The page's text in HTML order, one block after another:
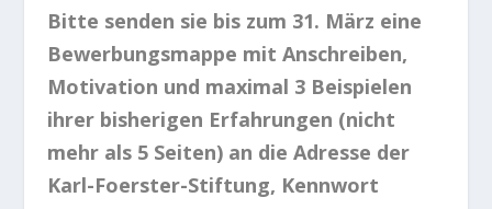
Bitte senden sie bis zum 31. März eine
Bewerbungsmappe mit Anschreiben,
Motivation und maximal 3 Beispielen
ihrer bisherigen Erfahrungen (nicht
mehr als 5 Seiten) an die Adresse der
Karl-Foerster-Stiftung, Kennwort